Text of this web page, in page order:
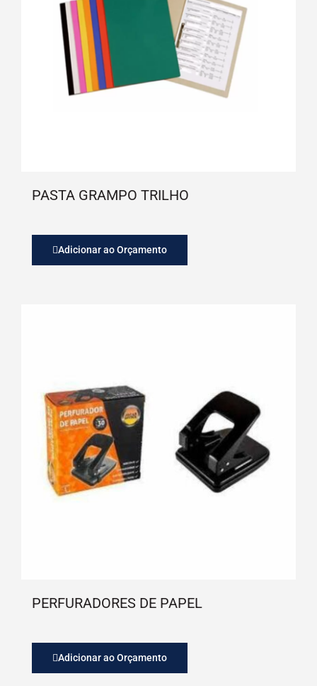
PASTA GRAMPO TRILHO
Adicionar ao Orçamento
PERFURADORES DE PAPEL
Adicionar ao Orçamento